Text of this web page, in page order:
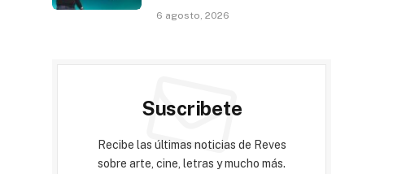
6 agosto, 2026
Suscribete
Recibe las últimas noticias de Reves
sobre arte, cine, letras y mucho más.